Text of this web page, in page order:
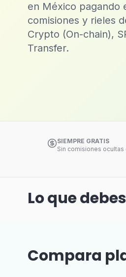
en México pagando
comisiones y rieles
Crypto (On-chain),
Transfer.
SIEMPRE GRATIS
Sin comisiones ocultas
Lo que
Compara